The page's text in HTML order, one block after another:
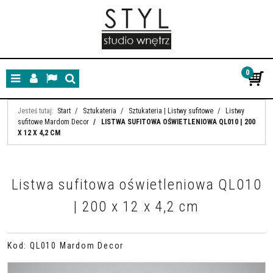
MenuPanelLangSzukaj
0
Jesteś tutaj: Start / Sztukateria / Sztukateria | Listwy sufitowe /
Listwy
sufitowe Mardom Decor /
LISTWA SUFITOWA OŚWIETLENIOWA QL010 | 200
X 12 X 4,2 CM
Listwa sufitowa oświetleniowa QL010
| 200 x 12 x 4,2 cm
Kod : QL010 Mardom Decor